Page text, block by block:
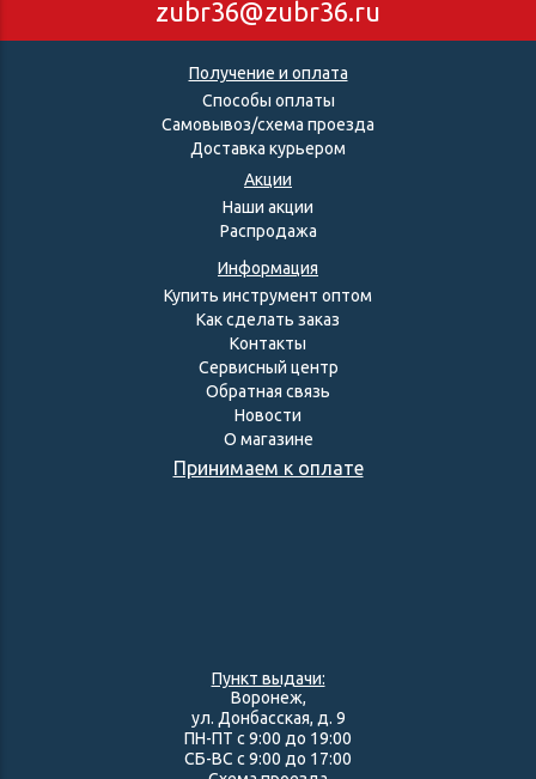
zubr36@zubr36.ru
Получение и оплата
Способы оплаты
Самовывоз/схема проезда
Доставка курьером
Акции
Наши акции
Распродажа
Информация
Купить инструмент оптом
Как сделать заказ
Контакты
Сервисный центр
Обратная связь
Новости
О магазине
Принимаем к оплате
Пункт выдачи:
Воронеж,
ул. Донбасская, д. 9
ПН-ПТ с 9:00 до 19:00
СБ-ВС с 9:00 до 17:00